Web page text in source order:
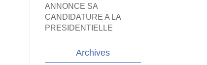
ANNONCE SA
CANDIDATURE A LA
PRESIDENTIELLE
Archives